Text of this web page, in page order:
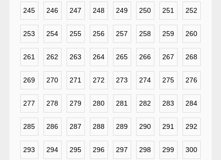
245 246 247 248 249 250 251 252
253 254 255 256 257 258 259 260
261 262 263 264 265 266 267 268
269 270 271 272 273 274 275 276
277 278 279 280 281 282 283 284
285 286 287 288 289 290 291 292
293 294 295 296 297 298 299 300